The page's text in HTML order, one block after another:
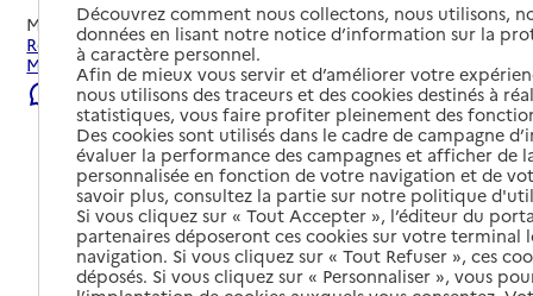
Mis à jour le23/07/2026
Rechercher les établissements et services autour de Saint-
Martin-d'Uriage.
Signaler une erreur
Découvrez comment nous collectons, nous utilisons,
données en lisant notre notice d’information sur la
à caractère personnel.
Afin de mieux vous servir et d’améliorer votre
nous utilisons des traceurs et des cookies destinés à
statistiques, vous faire profiter pleinement des
Des cookies sont utilisés dans le cadre de campagne
évaluer la performance des campagnes et afficher de
personnalisée en fonction de votre navigation et de
savoir plus, consultez la partie sur notre politique
Si vous cliquez sur « Tout Accepter », l’éditeur du
partenaires déposeront ces cookies sur votre terminal
navigation. Si vous cliquez sur « Tout Refuser », ces
déposés. Si vous cliquez sur « Personnaliser », vous